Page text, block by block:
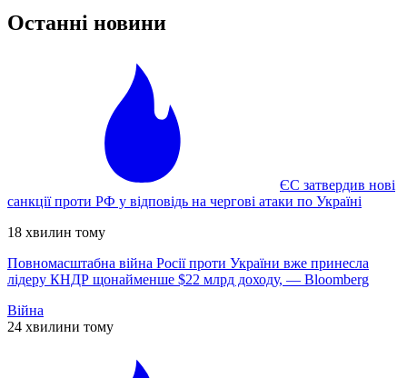
Останні новини
ЄС затвердив нові
санкції проти РФ у відповідь на чергові атаки по Україні
18 хвилин тому
Повномасштабна війна Росії проти України вже принесла
лідеру КНДР щонайменше $22 млрд доходу, — Bloomberg
Війна
24 хвилини тому